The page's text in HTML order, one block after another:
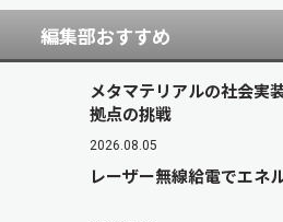
編集部おすすめ
メタマテリアルの社会
拠点の挑戦
2026.08.05
レーザー無線給電でエネ